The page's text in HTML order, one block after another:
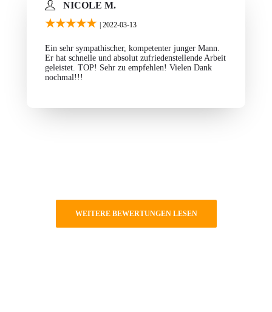
NICOLE M.
★★★★★ | 2022-03-13
Ein sehr sympathischer, kompetenter junger Mann.
Er hat schnelle und absolut zufriedenstellende Arbeit
geleistet. TOP! Sehr zu empfehlen! Vielen Dank
nochmal!!!
WEITERE BEWERTUNGEN LESEN